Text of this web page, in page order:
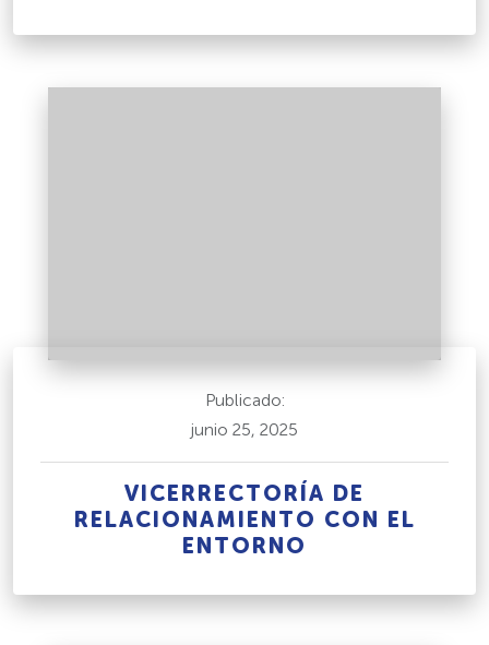
Publicado:
junio 25, 2025
VICERRECTORÍA DE
RELACIONAMIENTO CON EL
ENTORNO